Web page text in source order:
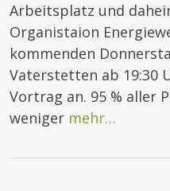
Arbeitsplatz und
Organistaion
kommenden
Vaterstetten ab 19:30
Vortrag an. 95 % aller
weniger mehr…